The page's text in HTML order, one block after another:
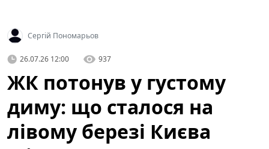
Сергій Пономарьов
26.07.26 12:00 937
ЖК потонув у густому
диму: що сталося на
лівому березі Києва